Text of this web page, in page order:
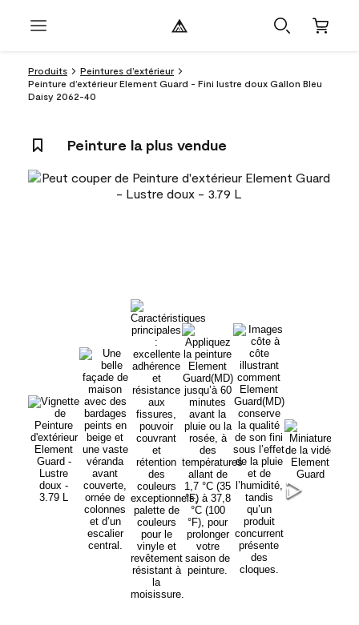
Produits
Peintures d’extérieur
Peinture d’extérieur Element Guard - Fini lustre doux Gallon Bleu
Daisy 2062-40
Peinture la plus vendue